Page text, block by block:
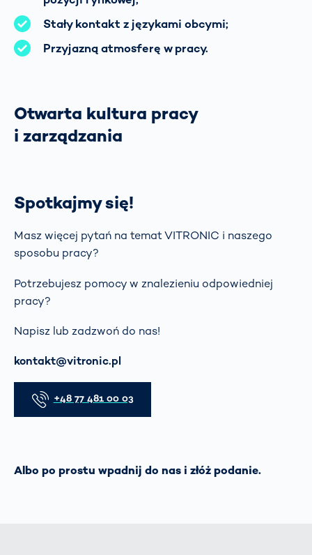
Stały kontakt z językami obcymi;
Przyjazną atmosferę w pracy.
Otwarta kultura pracy
i zarządzania
Spotkajmy się!
Masz więcej pytań na temat VITRONIC i naszego
sposobu pracy?
Potrzebujesz pomocy w znalezieniu odpowiedniej
pracy?
Napisz lub zadzwoń do nas!
E-mail
kontakt@vitronic.pl
Telefon
+48 77 481 00 03
Albo po prostu wpadnij do nas i złóż podanie.